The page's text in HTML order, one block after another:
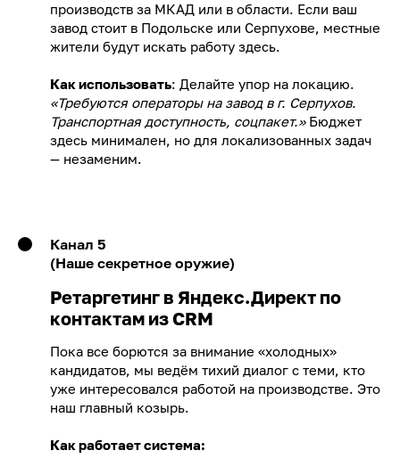
производств за МКАД или в области. Если ваш
завод стоит в Подольске или Серпухове, местные
жители будут искать работу здесь.
Как использовать: Делайте упор на локацию.
«Требуются операторы на завод в г. Серпухов.
Транспортная доступность, соцпакет.»Бюджет
здесь минимален, но для локализованных задач
— незаменим.
Канал 5
(Наше секретное оружие)
Ретаргетинг в Яндекс.Директ по
контактам из CRM
Пока все борются за внимание «холодных»
кандидатов, мы ведём тихий диалог с теми, кто
уже интересовался работой на производстве. Это
наш главный козырь.
Как работает система: